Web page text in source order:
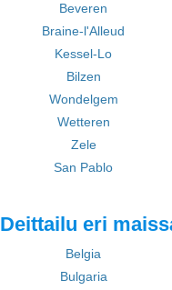
Beveren
Braine-l'Alleud
Kessel-Lo
Bilzen
Wondelgem
Wetteren
Zele
San Pablo
Deittailu eri
Belgia
Bulgaria